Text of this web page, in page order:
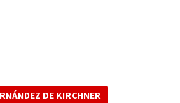
DE KIRCHNER